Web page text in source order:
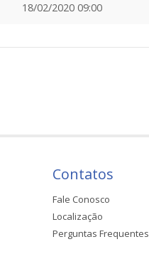
18/02/2020 09:00
Contatos
Fale Conosco
Localização
Perguntas Frequentes